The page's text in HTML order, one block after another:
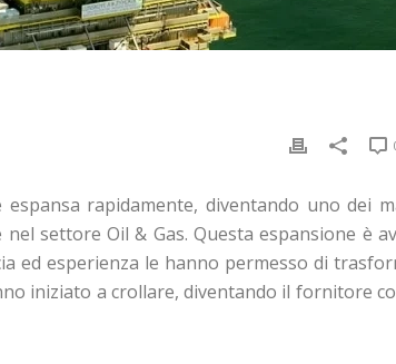
rapidamente, diventando uno dei
settore Oil & Gas. Questa espansione è
ed esperienza le hanno permesso di
iniziato a crollare, diventando il fornitore